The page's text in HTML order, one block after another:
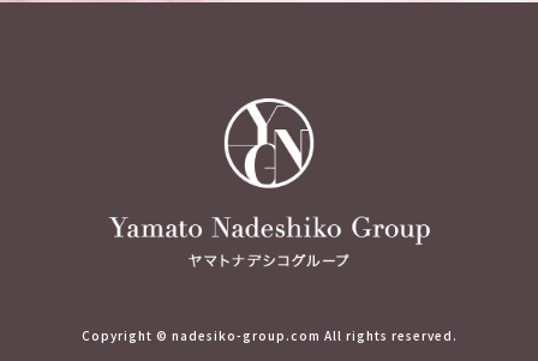
Copyright © nadesiko-group.com All rights reserved.